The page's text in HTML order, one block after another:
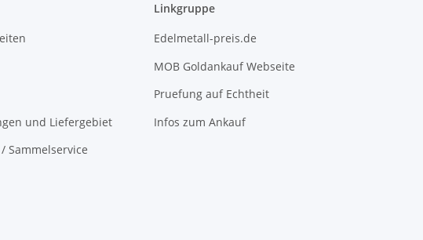
und Liefergebiet
Sammelservice
Linkgruppe
Edelmetall-preis.de
MOB Goldankauf Webseite
Pruefung auf Echtheit
Infos zum Ankauf